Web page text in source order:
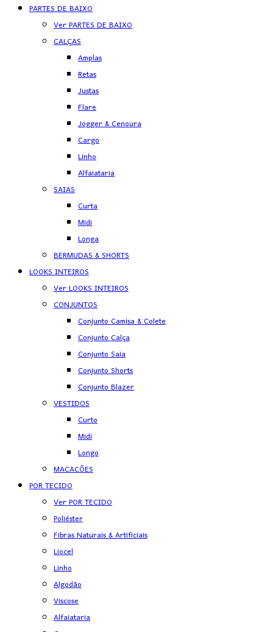
PARTES DE BAIXO
Ver PARTES DE BAIXO
CALÇAS
Amplas
Retas
Justas
Flare
Jogger & Cenoura
Cargo
Linho
Alfaiataria
SAIAS
Curta
Midi
Longa
BERMUDAS & SHORTS
LOOKS INTEIROS
Ver LOOKS INTEIROS
CONJUNTOS
Conjunto Camisa & Colete
Conjunto Calça
Conjunto Saia
Conjunto Shorts
Conjunto Blazer
VESTIDOS
Curto
Midi
Longo
MACACÕES
POR TECIDO
Ver POR TECIDO
Poliéster
Fibras Naturais & Artificiais
Liocel
Linho
Algodão
Viscose
Alfaiataria